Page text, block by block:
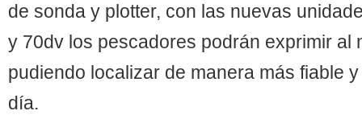
de sonda y plotter, con las nuevas
y 70dv los pescadores podrán exprimir al
pudiendo localizar de manera más fiable
día.